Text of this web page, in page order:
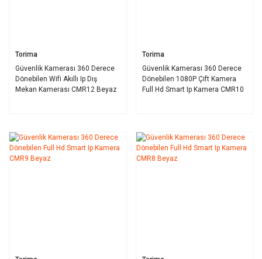
Torima
Güvenlik Kamerası 360 Derece
Dönebilen Wifi Akıllı Ip Dış
Mekan Kamerası CMR12 Beyaz
Torima
Güvenlik Kamerası 360 Derece
Dönebilen 1080P Çift Kamera
Full Hd Smart Ip Kamera CMR10